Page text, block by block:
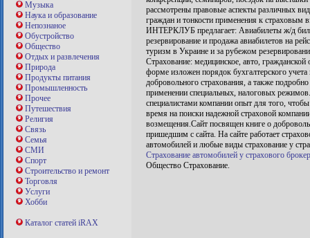
Музыка
Наука и образование
Непознаное
Обустройство
Общество
Отдых и развлечения
Природа
Продукты питания
Промышленность
Прочее
Путешествия
Религия
Связь
Семья
СМИ
Спорт
Строительство и ремонт
Торговля
Услуги
Хобби
Каталог статей iRAX
рассмотрены правовые аспекты различных
граждан и тонкости применения к страховым
ИНТЕРКЛУБ предлагает: Авиабилеты ж/д
резервирование и продажа авиабилетов на
туризм в Украине и за рубежом
Страхование: медицинское, авто, гражданской
форме изложен порядок бухгалтерского
добровольного страхования, а также
применении специальных, налоговых
специалистами компании опыт для того,
время на поиски надежной страховой
возмещения.Сайт посвящен книге о
пришедшим с сайта. На сайте работает
автомобилей и любые виды страхование у
Страхование автомобилей у страхового
Общество Страхование.